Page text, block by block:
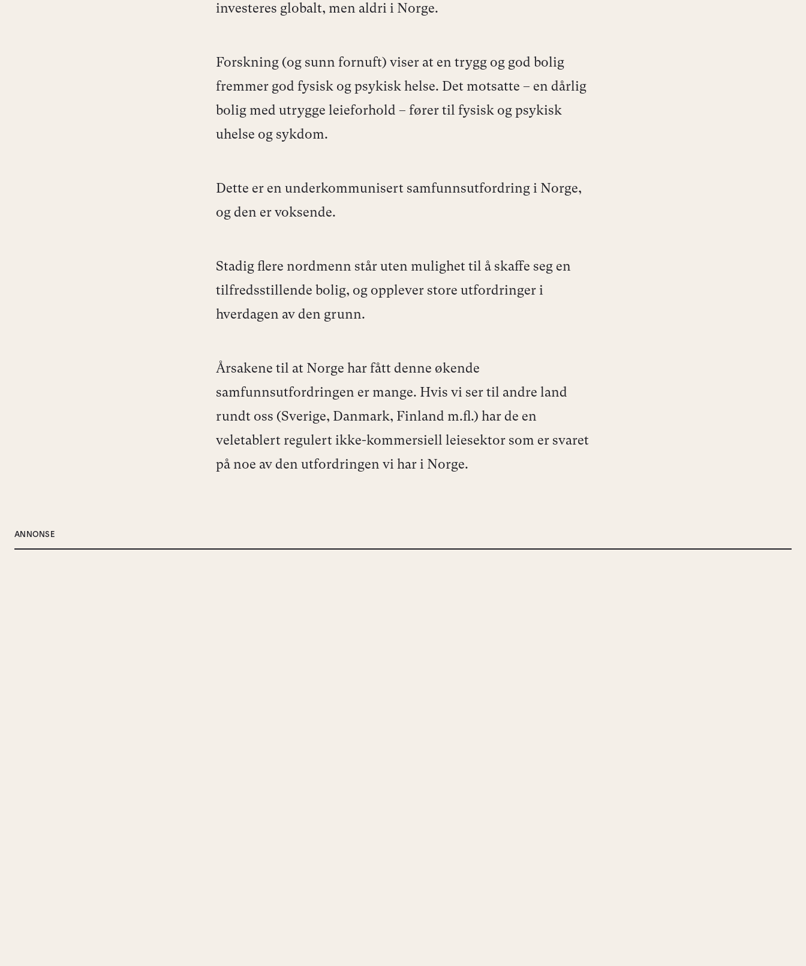
investeres globalt, men aldri i Norge.
Forskning (og sunn fornuft) viser at en trygg og god bolig
fremmer god fysisk og psykisk helse. Det motsatte – en dårlig
bolig med utrygge leieforhold – fører til fysisk og psykisk
uhelse og sykdom.
Dette er en underkommunisert samfunnsutfordring i Norge,
og den er voksende.
Stadig flere nordmenn står uten mulighet til å skaffe seg en
tilfredsstillende bolig, og opplever store utfordringer i
hverdagen av den grunn.
Årsakene til at Norge har fått denne økende
samfunnsutfordringen er mange. Hvis vi ser til andre land
rundt oss (Sverige, Danmark, Finland m.fl.) har de en
veletablert regulert ikke-kommersiell leiesektor som er svaret
på noe av den utfordringen vi har i Norge.
ANNONSE